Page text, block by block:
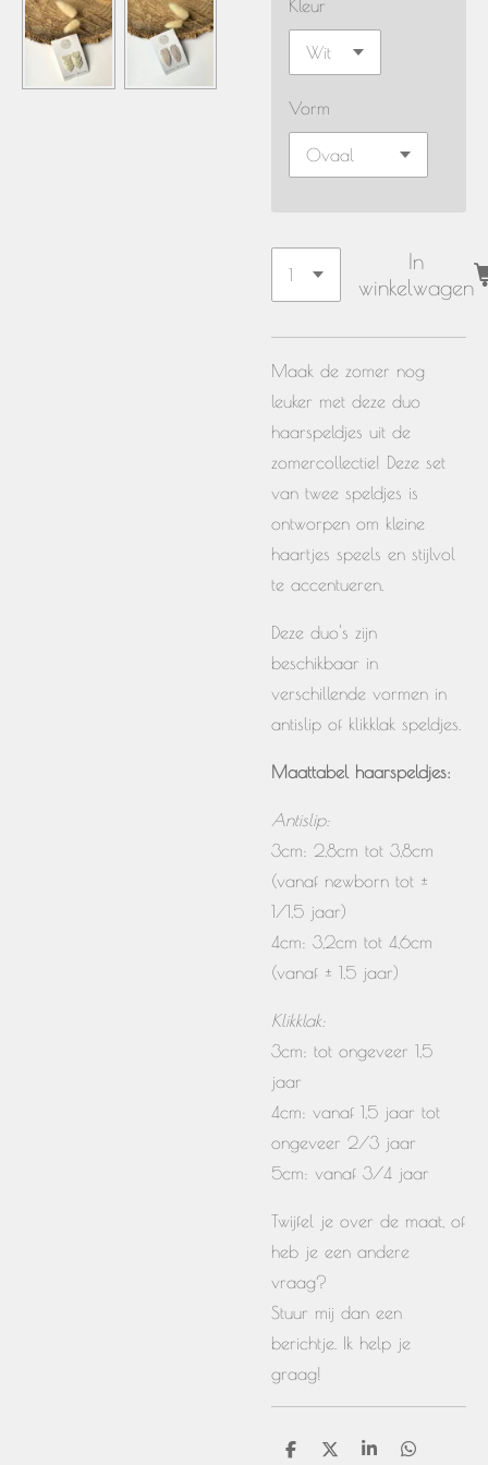
Kleur
Vorm
In
winkelwagen
Maak de zomer nog
leuker met deze duo
haarspeldjes uit de
zomercollectie! Deze set
van twee speldjes is
ontworpen om kleine
haartjes speels en stijlvol
te accentueren.
Deze duo's zijn
beschikbaar in
verschillende vormen in
antislip of klikklak speldjes.
Maattabel haarspeldjes:
Antislip:
3cm: 2,8cm tot 3,8cm
(vanaf newborn tot ±
1/1,5 jaar)
4cm: 3,2cm tot 4,6cm
(vanaf ± 1,5 jaar)
Klikklak:
3cm: tot ongeveer 1,5
jaar
4cm: vanaf 1,5 jaar tot
ongeveer 2/3 jaar
5cm: vanaf 3/4 jaar
Twijfel je over de maat, of
heb je een andere
vraag?
Stuur mij dan een
berichtje. Ik help je
graag!
D
D
S
D